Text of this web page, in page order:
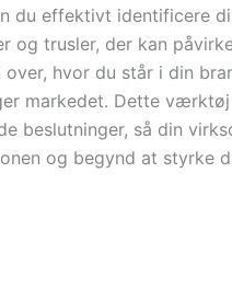
du effektivt identificere
og trusler, der kan
hvor du står i din
markedet. Dette
beslutninger, så din
og begynd at styrke